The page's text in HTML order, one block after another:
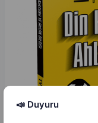
📣 Duyuru